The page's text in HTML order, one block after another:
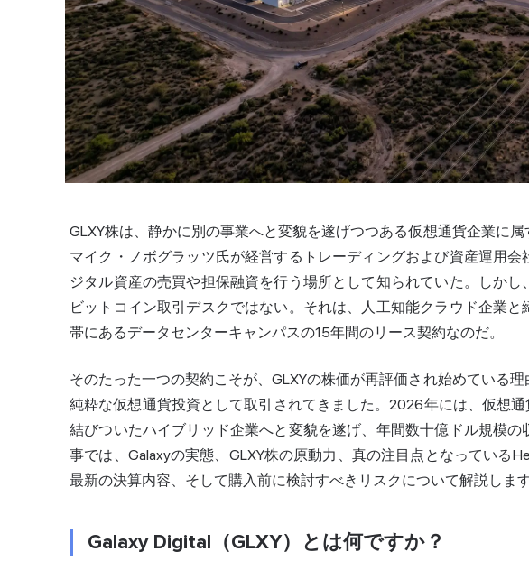
GLXY株は、静かに別の事業へと変貌を遂げつつある仮想通貨企業に属
マイク・ノボグラッツ氏が経営するトレーディングおよび資産運用
ジタル資産の売買や担保融資を行う場所として知られていた。しか
ビットコイン取引デスクではない。それは、人工知能クラウド企業
帯にあるデータセンターキャンパスの15年間のリース契約なのだ。
そのたった一つの契約こそが、GLXYの株価が再評価され始めている
純粋な仮想通貨投資として取引されてきました。2026年には、仮想
結びついたハイブリッド企業へと変貌を遂げ、年間数十億ドル規模
事では、Galaxyの実態、GLXY株の原動力、真の注目点となっている
最新の決算内容、そして購入前に検討すべきリスクについて解説します
Galaxy Digital（GLXY）とは何ですか？